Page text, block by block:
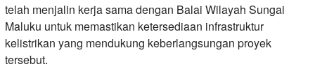
telah menjalin kerja sama dengan Balai Wilayah Sungai
Maluku untuk memastikan ketersediaan infrastruktur
kelistrikan yang mendukung keberlangsungan proyek
tersebut.